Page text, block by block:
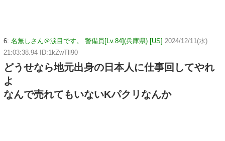
6: 名無しさん＠涙目です。 警備員[Lv.84](兵庫県) [US] 2024/12/11(水)
21:03:38.94 ID:1kZwTll90
どうせなら地元出身の日本人に仕事回してやれ
よ
なんで売れてもいないKパクリなんか